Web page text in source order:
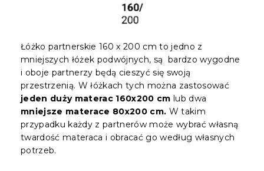
Łóżko partnerskie 160 x 200 cm to jedno z
mniejszych łóżek podwójnych, są bardzo wygodne
i oboje partnerzy będą cieszyć się swoją
przestrzenią. W łóżkach tych można zastosować
jeden duży materac 160x200 cm lub dwa
mniejsze materace 80x200 cm. W takim
przypadku każdy z partnerów może wybrać własną
twardość materaca i obracać go według własnych
potrzeb.